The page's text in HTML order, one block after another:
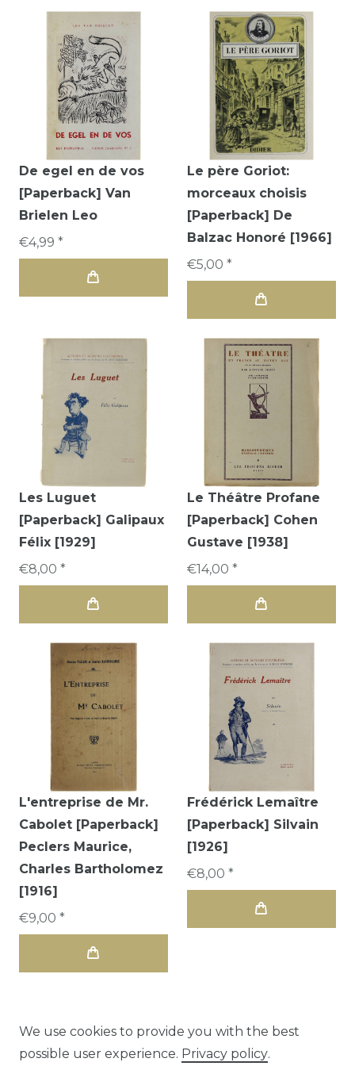
De egel en de vos
[Paperback] Van
Brielen Leo
€4,99 *
Le père Goriot:
morceaux choisis
[Paperback] De
Balzac Honoré [1966]
€5,00 *
Les Luguet
[Paperback] Galipaux
Félix [1929]
€8,00 *
Le Théâtre Profane
[Paperback] Cohen
Gustave [1938]
€14,00 *
L'entreprise de Mr.
Cabolet [Paperback]
Peclers Maurice,
Charles Bartholomez
[1916]
€9,00 *
Frédérick Lemaître
[Paperback] Silvain
[1926]
€8,00 *
1 2 3
We use cookies to provide you with the best
possible user experience. Privacy policy.